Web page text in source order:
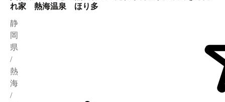
れ家 熱海温泉 ほり多
静
岡
県
/
熱
海
/